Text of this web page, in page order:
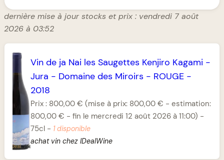
dernière mise à jour stocks et prix : vendredi 7 août
2026 à 03:52
Vin de ja Nai les Saugettes Kenjiro Kagami -
Jura - Domaine des Miroirs - ROUGE-
2018
Prix : 800,00 € (mise à prix: 800,00 € - estimation:
800,00 € - fin le mercredi 12 août 2026 à 11:00) -
75cl- 1 disponible
achat vin chez IDealWine